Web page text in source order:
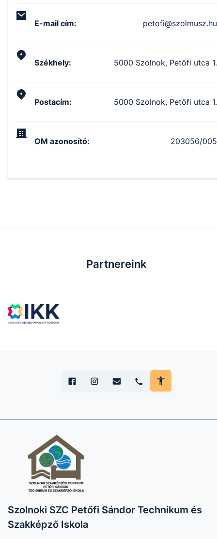
E-mail cím: petofi@szolmusz.hu
Székhely: 5000 Szolnok, Petőfi utca 1.
Postacím: 5000 Szolnok, Petőfi utca 1.
OM azonosító: 203056/005
Partnereink
Szolnoki SZC Petőfi Sándor Technikum és
Szakképző Iskola